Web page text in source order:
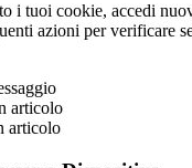
i tuoi cookie, accedi
azioni per verificare
articolo
articolo